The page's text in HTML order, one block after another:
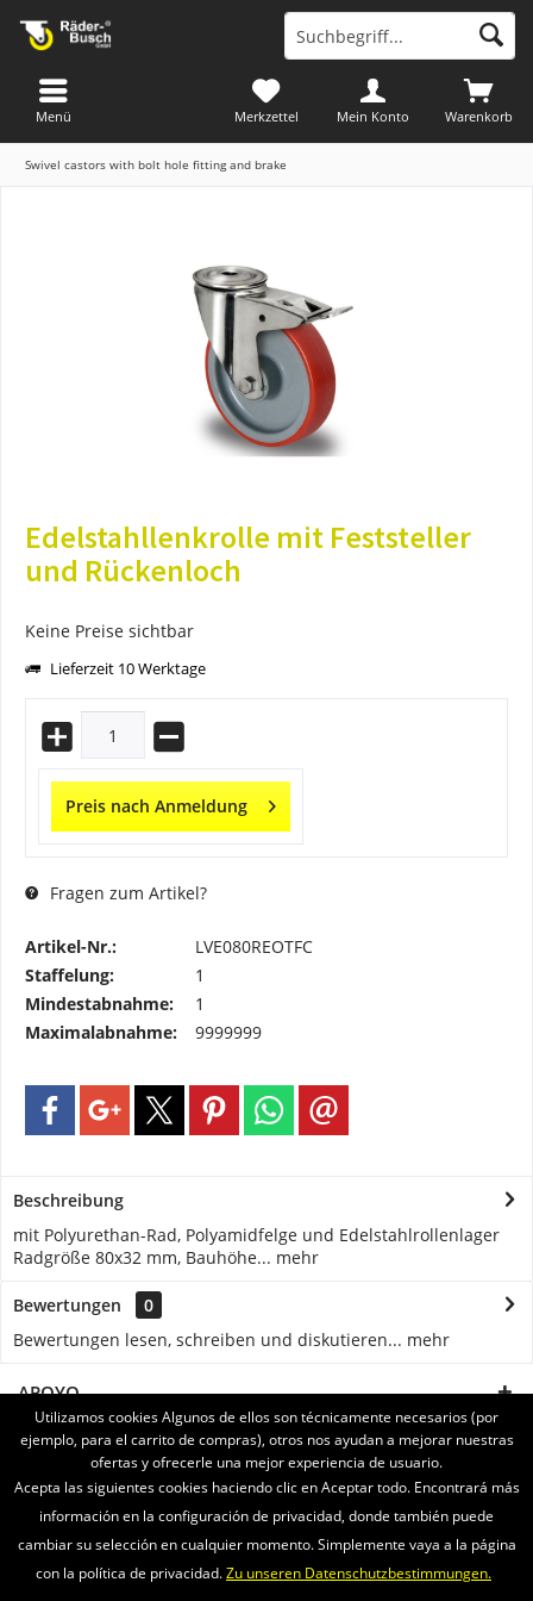
Warenkorb
Merkzettel Mein Konto
Menü
Swivel castors with bolt hole fitting and brake
Edelstahllenkrolle mit Feststeller
und Rückenloch
Keine Preise sichtbar
Lieferzeit 10 Werktage
Preis nach Anmeldung
Fragen zum Artikel?
Artikel-Nr.:
LVE080REOTFC
Staffelung:
1
Mindestabnahme:
1
Maximalabnahme:
9999999
Beschreibung
mit Polyurethan-Rad, Polyamidfelge und Edelstahlrollenlager
Radgröße 80x32 mm, Bauhöhe... mehr
Bewertungen
0
Bewertungen lesen, schreiben und diskutieren... mehr
APOYO
SERVICE
INFORMATIONEN
ENVIAMOS CON
Utilizamos cookies Algunos de ellos son técnicamente necesarios (por
ejemplo, para el carrito de compras), otros nos ayudan a mejorar nuestras
ofertas y ofrecerle una mejor experiencia de usuario.
Acepta las siguientes cookies haciendo clic en Aceptar todo. Encontrará más
información en la configuración de privacidad, donde también puede
cambiar su selección en cualquier momento. Simplemente vaya a la página
con la política de privacidad.Zu unseren Datenschutzbestimmungen.